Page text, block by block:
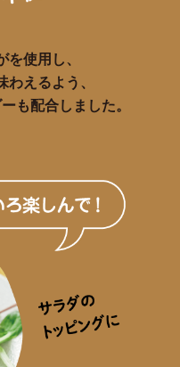
使用し、
えるよう、
も配合しました。